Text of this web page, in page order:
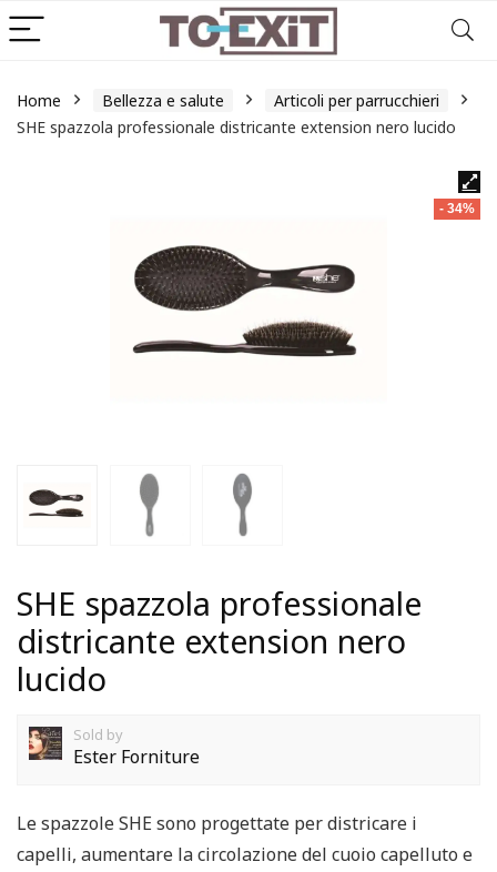
Home Bellezza e salute
Articoli per parrucchieri
SHE spazzola professionale districante extension nero lucido
- 34%
SHE spazzola professionale
districante extension nero
lucido
Sold by
Ester Forniture
Le spazzole SHE sono progettate per districare i
capelli, aumentare la circolazione del cuoio capelluto e